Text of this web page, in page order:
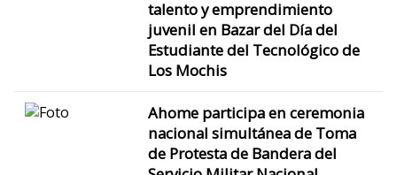
talento y emprendimiento
juvenil en Bazar del Día del
Estudiante del Tecnológico de
Los Mochis
Ahome participa en ceremonia
nacional simultánea de Toma
de Protesta de Bandera del